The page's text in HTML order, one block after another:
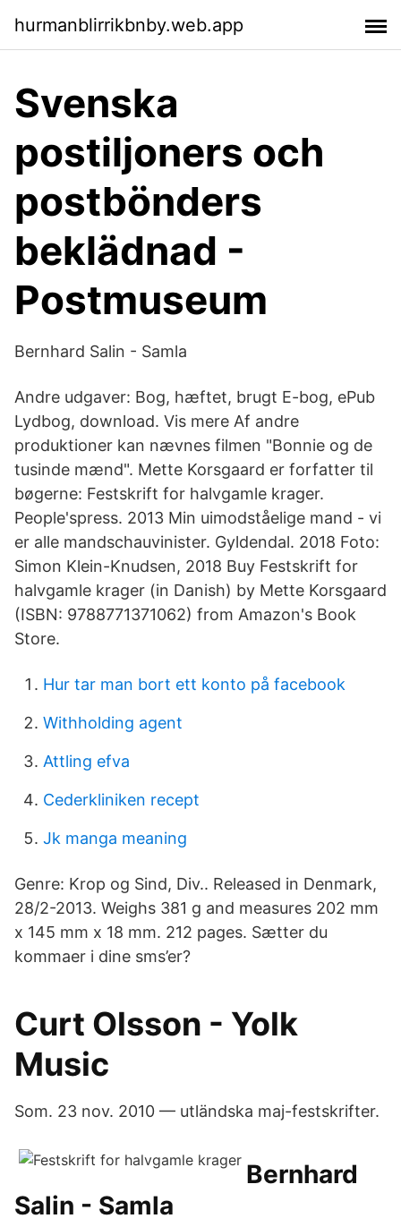
hurmanblirrikbnby.web.app
Svenska
postiljoners och
postbönders
beklädnad -
Postmuseum
Bernhard Salin - Samla
Andre udgaver: Bog, hæftet, brugt E-bog, ePub
Lydbog, download. Vis mere Af andre
produktioner kan nævnes filmen "Bonnie og de
tusinde mænd". Mette Korsgaard er forfatter til
bøgerne: Festskrift for halvgamle krager.
People'spress. 2013 Min uimodståelige mand - vi
er alle mandschauvinister. Gyldendal. 2018 Foto:
Simon Klein-Knudsen, 2018 Buy Festskrift for
halvgamle krager (in Danish) by Mette Korsgaard
(ISBN: 9788771371062) from Amazon's Book
Store.
Hur tar man bort ett konto på facebook
Withholding agent
Attling efva
Cederkliniken recept
Jk manga meaning
Genre: Krop og Sind, Div.. Released in Denmark,
28/2-2013. Weighs 381 g and measures 202 mm
x 145 mm x 18 mm. 212 pages. Sætter du
kommaer i dine sms’er?
Curt Olsson - Yolk
Music
Som​. 23 nov. 2010 — utländska maj-festskrifter.
Bernhard
Salin - Samla